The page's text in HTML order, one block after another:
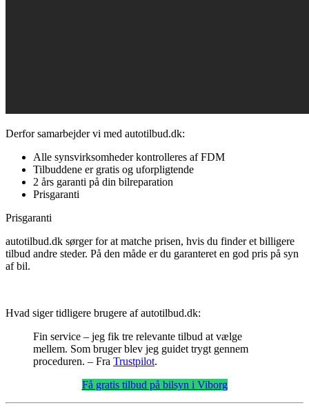
Derfor samarbejder vi med autotilbud.dk:
Alle synsvirksomheder kontrolleres af FDM
Tilbuddene er gratis og uforpligtende
2 års garanti på din bilreparation
Prisgaranti
Prisgaranti
autotilbud.dk sørger for at matche prisen, hvis du finder et billigere
tilbud andre steder. På den måde er du garanteret en god pris på syn
af bil.
Hvad siger tidligere brugere af autotilbud.dk:
Fin service – jeg fik tre relevante tilbud at vælge
mellem. Som bruger blev jeg guidet trygt gennem
proceduren. – Fra Trustpilot.
Få gratis tilbud på bilsyn i Viborg